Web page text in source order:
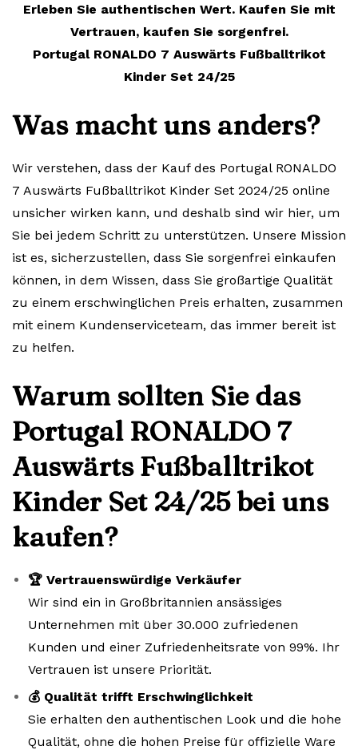
Erleben Sie authentischen Wert. Kaufen Sie mit
Vertrauen, kaufen Sie sorgenfrei.
Portugal RONALDO 7 Auswärts Fußballtrikot
Kinder Set 24/25
Was macht uns anders?
Wir verstehen, dass der Kauf des Portugal RONALDO
7 Auswärts Fußballtrikot Kinder Set 2024/25 online
unsicher wirken kann, und deshalb sind wir hier, um
Sie bei jedem Schritt zu unterstützen. Unsere Mission
ist es, sicherzustellen, dass Sie sorgenfrei einkaufen
können, in dem Wissen, dass Sie großartige Qualität
zu einem erschwinglichen Preis erhalten, zusammen
mit einem Kundenserviceteam, das immer bereit ist
zu helfen.
Warum sollten Sie das
Portugal RONALDO 7
Auswärts Fußballtrikot
Kinder Set 24/25 bei uns
kaufen?
🏆 Vertrauenswürdige Verkäufer
Wir sind ein in Großbritannien ansässiges
Unternehmen mit über 30.000 zufriedenen
Kunden und einer Zufriedenheitsrate von 99%. Ihr
Vertrauen ist unsere Priorität.
💰 Qualität trifft Erschwinglichkeit
Sie erhalten den authentischen Look und die hohe
Qualität, ohne die hohen Preise für offizielle Ware